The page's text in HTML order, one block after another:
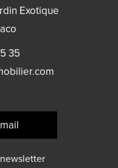
Exotique
35